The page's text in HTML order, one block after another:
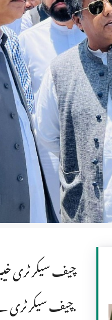
چیف سیکرٹری
چیف سیکرٹری نے تحصیل بحرین میں سیلاب کی وجہ سے بحرین بازار کے متاثرہ روڈ کا معائنہ کیا.